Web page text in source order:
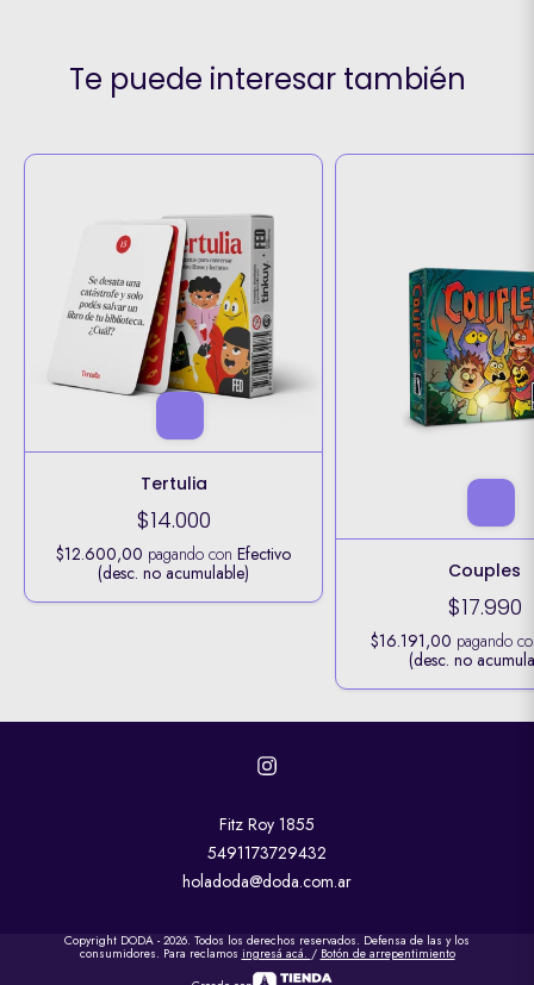
Te puede interesar también
Tertulia
$14.000
$12.600,00 pagando conEfectivo
(desc. no acumulable)
Couples
$17.990
$16.191,00 pagando
(desc. no
Fitz Roy 1855
5491173729432
holadoda@doda.com.ar
Copyright DODA - 2026. Todos los derechos reservados. Defensa de las y los
consumidores. Para reclamos ingresá acá. / Botón de arrepentimiento